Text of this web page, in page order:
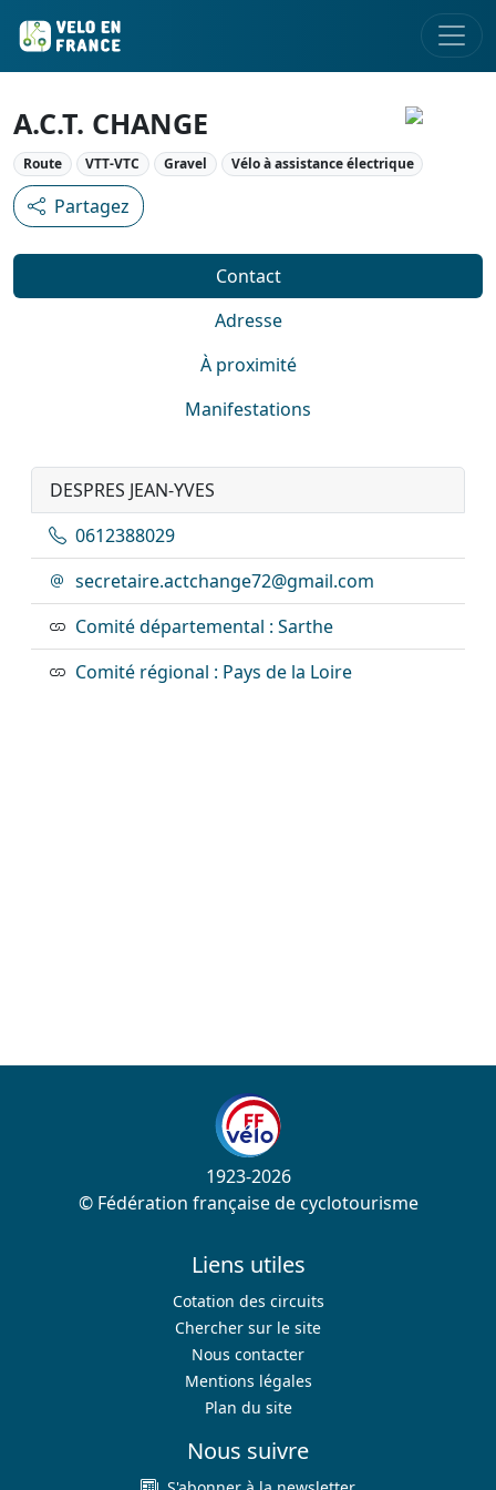
A.C.T. CHANGE
Route VTT-VTC Gravel Vélo à assistance électrique
Partagez
Contact
Adresse
À proximité
Manifestations
DESPRES JEAN-YVES
0612388029
secretaire.actchange72@gmail.com
Comité départemental : Sarthe
Comité régional : Pays de la Loire
1923-2026
© Fédération française de cyclotourisme
Liens utiles
Cotation des circuits
Chercher sur le site
Nous contacter
Mentions légales
Plan du site
Nous suivre